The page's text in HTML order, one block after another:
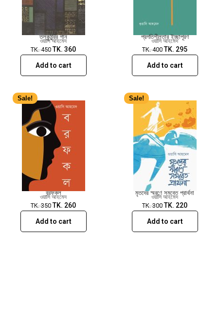
তলকুঠুরির গান
ওয়াসি আহমেদ
TK.450 TK. 360
Add to cart
প্রগতিশীলতার ইচ্ছাপূরণ
ওয়াসি আহমেদ
TK.400 TK. 295
Add to cart
Sale!
বরফকল
ওয়াসি আহমেদ
TK.350 TK. 260
Add to cart
Sale!
মৃতদের স্মরণে সমবেত প্রার্থনা
ওয়াসি আহমেদ
TK.300 TK. 220
Add to cart